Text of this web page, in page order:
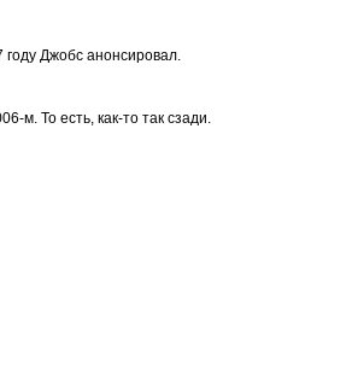
году Джобс анонсировал.
м. То есть, как-то так сзади.